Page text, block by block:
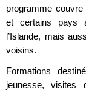
programme couvre
et certains pays
l’Islande, mais
voisins.
Formations
jeunesse, visites